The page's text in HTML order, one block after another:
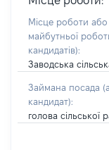
Місце роботи
майбутньої
кандидатів):
Заводська
Займана посада
кандидат):
голова сільської